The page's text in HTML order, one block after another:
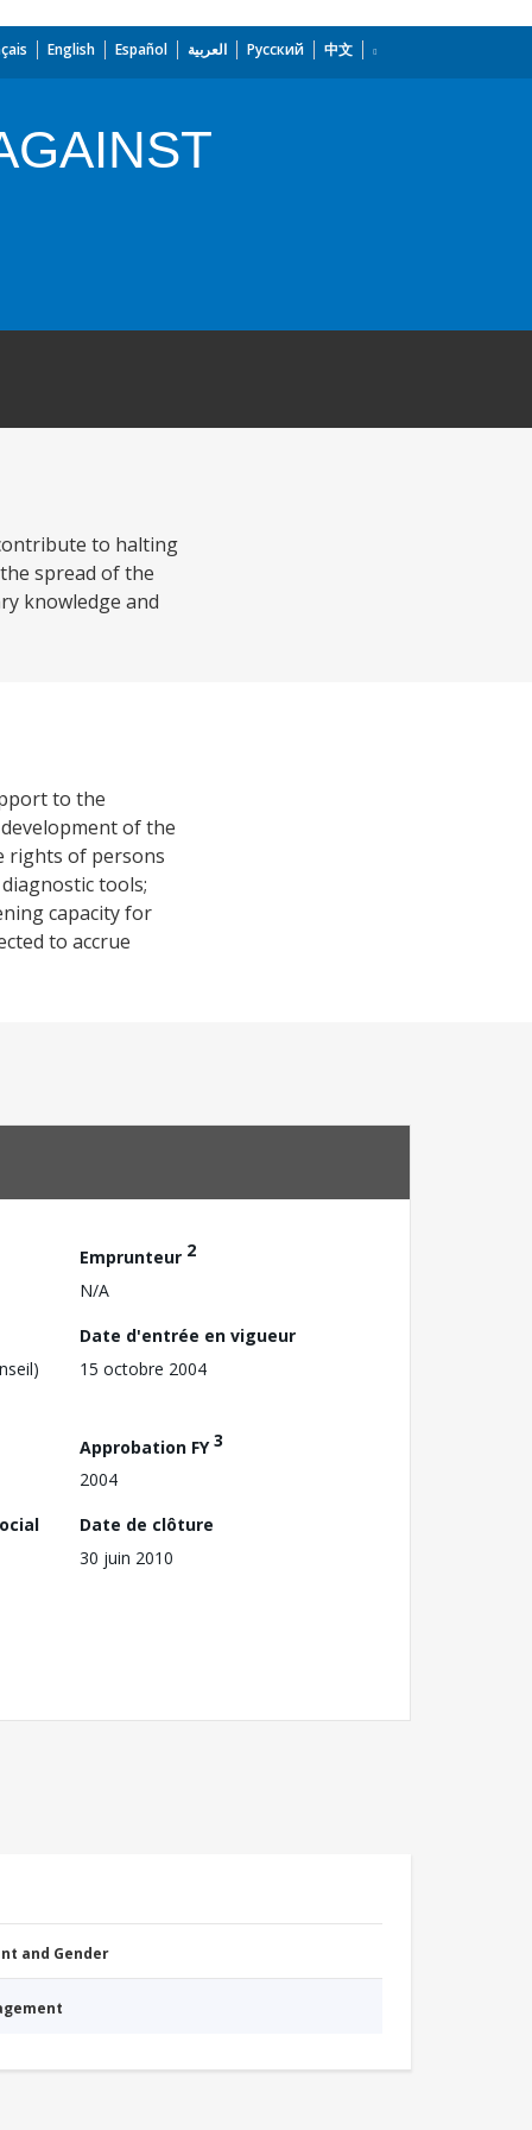
English Español العربية Русский 中文
to halting
spread of the
knowledge and
to the
of the
rights of persons
tools;
capacity for
to accrue
Emprunteur 2
N/A
Date d'entrée en vigueur
15 octobre 2004
Approbation FY3
2004
Date de clôture
30 juin 2010
and Gender